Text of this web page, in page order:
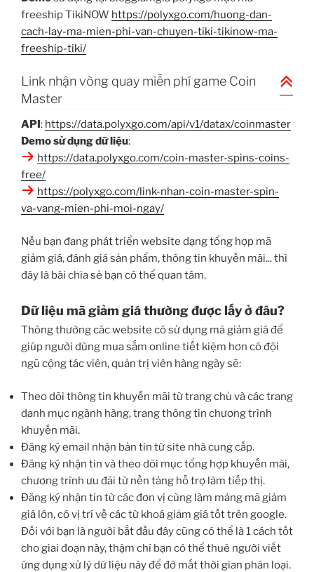
freeship TikiNOW https://polyxgo.com/huong-dan-
cach-lay-ma-mien-phi-van-chuyen-tiki-tikinow-ma-
freeship-tiki/
Link nhận vòng quay miễn phí game Coin
Master
API : https://data.polyxgo.com/api/v1/datax/coinmaster
Demo sử dụng dữ liệu:
https://data.polyxgo.com/coin-master-spins-coins-
free/
https://polyxgo.com/link-nhan-coin-master-spin-
va-vang-mien-phi-moi-ngay/
Nếu bạn đang phát triển website dạng tổng hợp mã
giảm giá, đánh giá sản phẩm, thông tin khuyến mãi... thì
đây là bài chia sẻ bạn có thể quan tâm.
Dữ liệu mã giảm giá thường được lấy ở đâu?
Thông thường các website có sử dụng mã giảm giá để
giúp người dùng mua sắm online tiết kiệm hơn có đội
ngũ cộng tác viên, quản trị viên hàng ngày sẽ:
Theo dõi thông tin khuyến mãi từ trang chủ và các trang
danh mục ngành hàng, trang thông tin chương trình
khuyến mãi.
Đăng ký email nhận bản tin từ site nhà cung cấp.
Đăng ký nhận tin và theo dõi mục tổng hợp khuyến mãi,
chương trình ưu đãi từ nền tảng hỗ trợ làm tiếp thị.
Đăng ký nhận tin từ các đơn vị cùng làm mảng mã giảm
giá lớn, có vị trí về các từ khoá giảm giá tốt trên google.
Đối với bạn là người bắt đầu đây cũng có thể là 1 cách tốt
cho giai đoạn này, thậm chí bạn có thể thuê người viết
ứng dụng xử lý dữ liệu này để đỡ mất thời gian phân loại.